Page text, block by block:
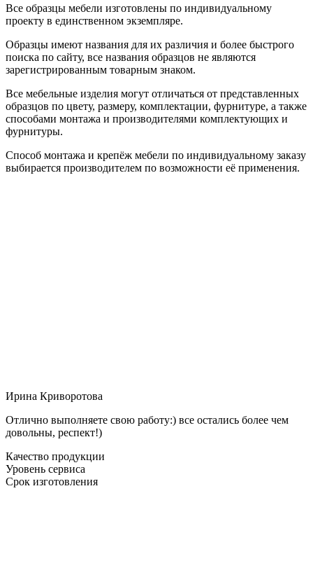
Все образцы мебели изготовлены по индивидуальному
проекту в единственном экземпляре.
Образцы имеют названия для их различия и более быстрого
поиска по сайту, все названия образцов не являются
зарегистрированным товарным знаком.
Все мебельные изделия могут отличаться от представленных
образцов по цвету, размеру, комплектации, фурнитуре, а также
способами монтажа и производителями комплектующих и
фурнитуры.
Способ монтажа и крепёж мебели по индивидуальному заказу
выбирается производителем по возможности её применения.
Ирина Криворотова
Отлично выполняете свою работу:) все остались более чем
довольны, респект!)
Качество продукции
Уровень сервиса
Срок изготовления